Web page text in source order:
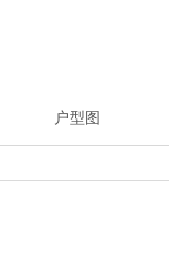
户型图